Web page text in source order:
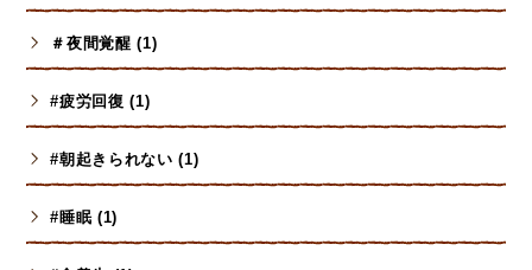
＃夜間覚醒 (1)
#疲労回復 (1)
#朝起きられない (1)
#睡眠 (1)